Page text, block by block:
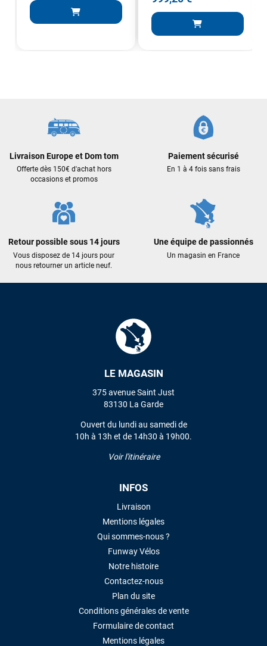
Livraison Europe et Dom tom
Offerte dès 150€ d'achat hors
occasions et promos
Paiement sécurisé
En 1 à 4 fois sans frais
Retour possible sous 14 jours
Vous disposez de 14 jours pour
nous retourner un article neuf.
Une équipe de passionnés
Un magasin en France
LE MAGASIN
375 avenue Saint Just
83130 La Garde
Ouvert du lundi au samedi de
10h à 13h et de 14h30 à 19h00.
Voir l'itinéraire
INFOS
Livraison
Mentions légales
Qui sommes-nous ?
Funway Vélos
Notre histoire
Contactez-nous
Plan du site
Conditions générales de vente
Formulaire de contact
Mentions légales
il y a un mois
propre et soigné. Plus qu’à tester ça sur l’eau ! Je
recommande vivement ce magasin pour son
Sébastien BACHELIER
Cela faisait 6 mois que je galérais à remplacer ma board eux
m'ont trouvé une pépite à laquelle je n'aurais jamais pensé !
Excellent conseil excellent prix et en plus super sympas. Merci
encore pour cette severne dyno !
LAISSER UN AVIS